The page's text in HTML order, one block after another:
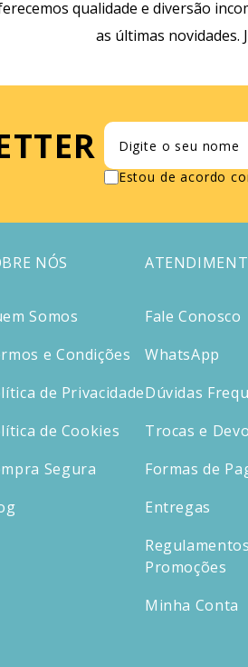
qualidade e diversão
as últimas novidades.
Estou de acordo
NÓS
Somos
e Condições
de Privacidade
de Cookies
Segura
Fale Conosco
WhatsApp
Dúvidas
Trocas e
Formas de
Entregas
Promoções
Minha Conta